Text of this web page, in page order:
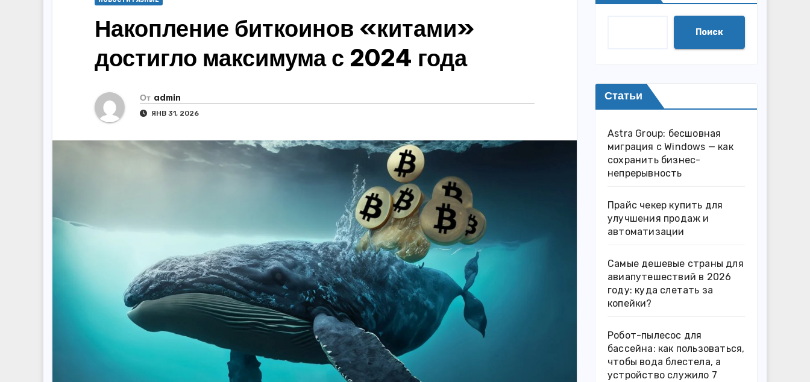
Накопление биткоинов «китами»
достигло максимума с 2024 года
От admin
ЯНВ 31, 2026
Поиск
Статьи
Astra Group: бесшовная
миграция с Windows — как
сохранить бизнес-
непрерывность
Прайс чекер купить для
улучшения продаж и
автоматизации
Самые дешевые страны для
авиапутешествий в 2026
году: куда слетать за
копейки?
Робот-пылесос для
бассейна: как пользоваться,
чтобы вода блестела, а
устройство служило 7